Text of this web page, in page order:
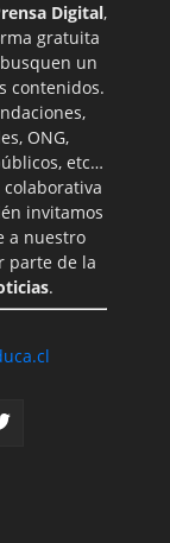
Digital,
gratuita
un
contenidos.
ONG,
etc…
invitamos
a nuestro
parte de la
.